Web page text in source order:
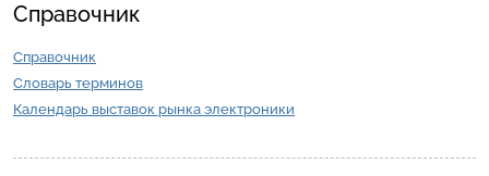
Справочник
Справочник
Словарь терминов
Календарь выставок рынка электроники